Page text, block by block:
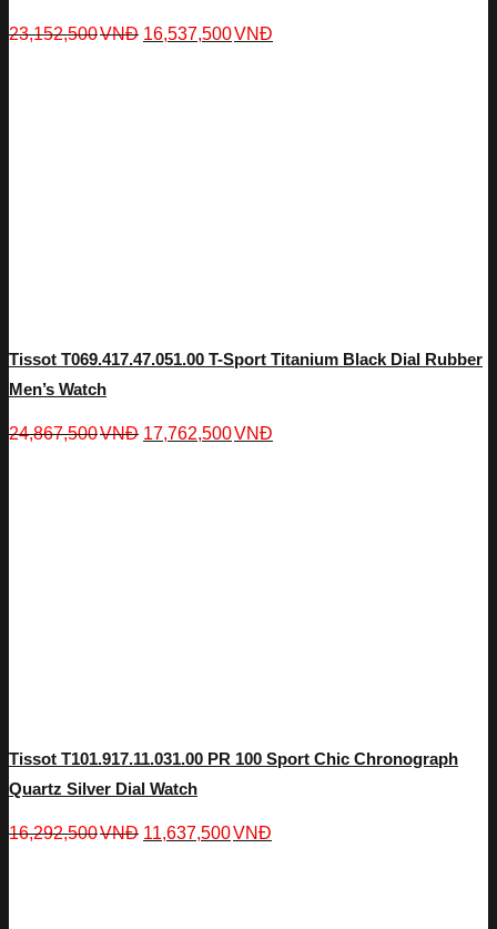
23,152,500VNĐ 16,537,500VNĐ
Tissot T069.417.47.051.00 T-Sport Titanium Black Dial Rubber
Men’s Watch
24,867,500VNĐ 17,762,500VNĐ
Tissot T101.917.11.031.00 PR 100 Sport Chic Chronograph
Quartz Silver Dial Watch
16,292,500VNĐ 11,637,500VNĐ